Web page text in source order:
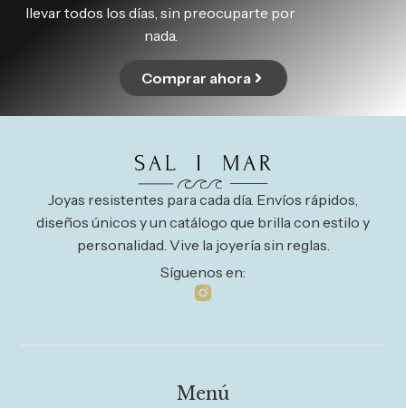
llevar todos los días, sin preocuparte por
nada.
Comprar ahora
Joyas resistentes para cada día. Envíos rápidos,
diseños únicos y un catálogo que brilla con estilo y
personalidad. Vive la joyería sin reglas.
Síguenos en:
Menú